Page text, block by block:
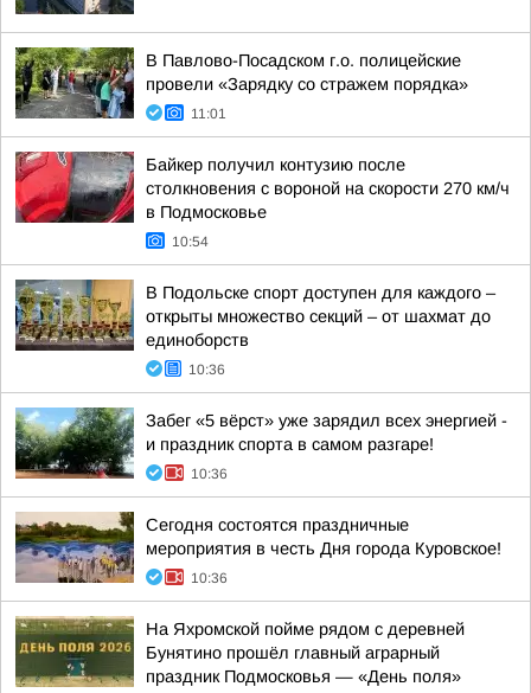
В Павлово-Посадском г.о. полицейские
провели «Зарядку со стражем порядка»
11:01
Байкер получил контузию после
столкновения с вороной на скорости 270 км/ч
в Подмосковье
10:54
В Подольске спорт доступен для каждого –
открыты множество секций – от шахмат до
единоборств
10:36
Забег «5 вёрст» уже зарядил всех энергией -
и праздник спорта в самом разгаре!
10:36
Сегодня состоятся праздничные
мероприятия в честь Дня города Куровское!
10:36
На Яхромской пойме рядом с деревней
Бунятино прошёл главный аграрный
праздник Подмосковья — «День поля»